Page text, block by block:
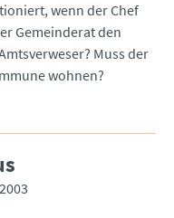
wenn der Chef
Gemeinderat den
Muss der
wohnen?